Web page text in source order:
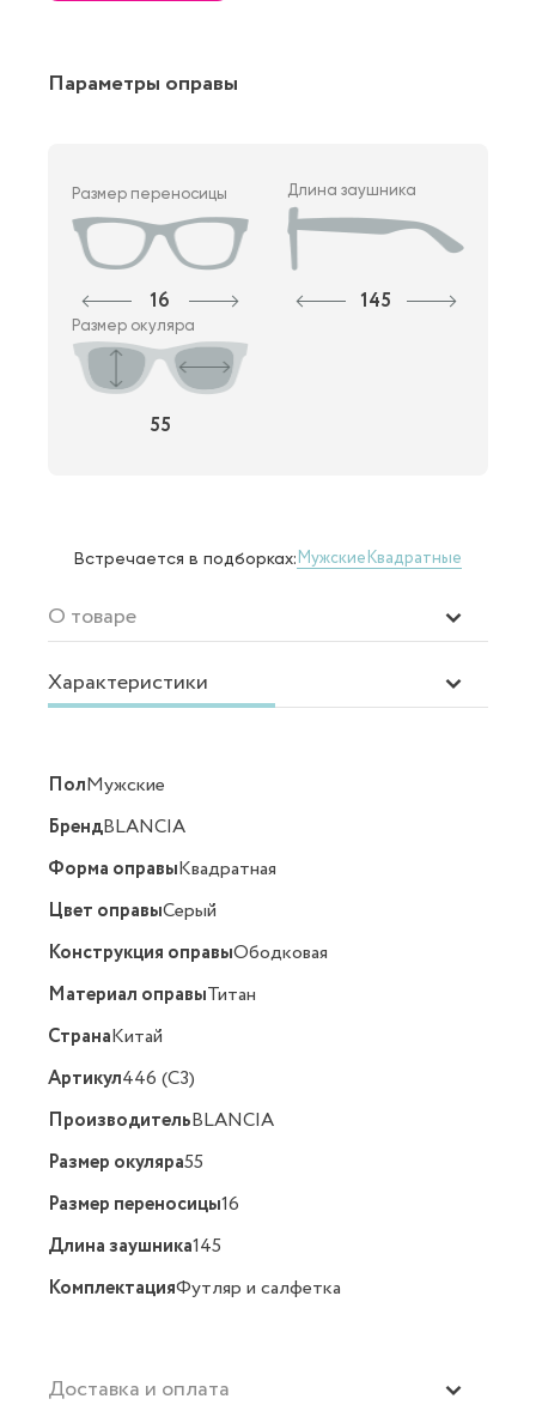
Параметры оправы
Размер переносицы
16
Длина заушника
145
Размер окуляра
55
Встречается в подборках:МужскиеКвадратные
О товаре
Характеристики
ПолМужские
БрендBLANCIA
Форма оправыКвадратная
Цвет оправыСерый
Конструкция оправыОбодковая
Материал оправыТитан
СтранаКитай
Артикул446 (C3)
ПроизводительBLANCIA
Размер окуляра55
Размер переносицы16
Длина заушника145
КомплектацияФутляр и салфетка
Доставка и оплата